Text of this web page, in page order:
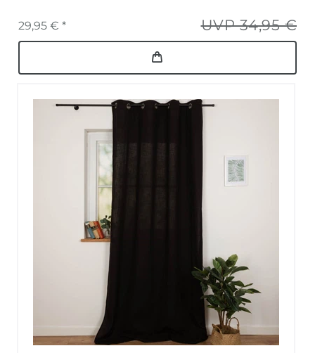
UVP 34,95 €
29,95 € *